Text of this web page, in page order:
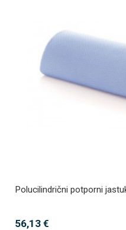
Polucilindrični potporni
56,13 €